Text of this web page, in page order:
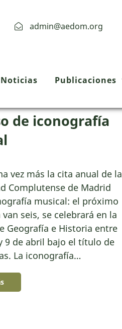
admin@aedom.org
Noticias Publicaciones
de iconografía
vez más la cita anual de la
Complutense de Madrid
musical: el próximo
van seis, se celebrará en la
Geografía e Historia entre
9 de abril bajo el título de
La iconografía…